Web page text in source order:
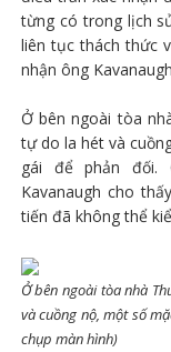
từng có trong lịch
liên tục thách thức
nhận ông
Ở bên ngoài tòa
tự do la hét và
gái để phản đối.
Kavanaugh cho
tiến đã không thể
Ở bên ngoài tòa nhà
và cuồng nộ, một số
chụp màn hình)